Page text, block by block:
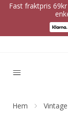
Fast fraktpris
Hem